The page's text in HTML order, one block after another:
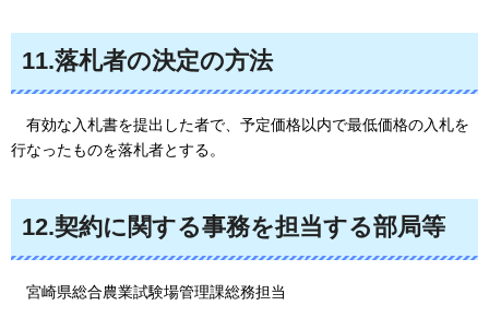
11.落札者の決定の方法
有効な入札書を提出した者で、予定価格以内で最低価格の入札を
行なったものを落札者とする。
12.契約に関する事務を担当する部局等
宮崎県総合農業試験場管理課総務担当